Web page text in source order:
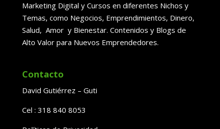
Marketing Digital y Cursos en diferentes Nichos y
Temas, como Negocios, Emprendimientos, Dinero,
Salud, Amor y Bienestar. Contenidos y Blogs de
Alto Valor para Nuevos Emprendedores.
Contacto
David Gutiérrez – Guti
Cel : 318 840 8053